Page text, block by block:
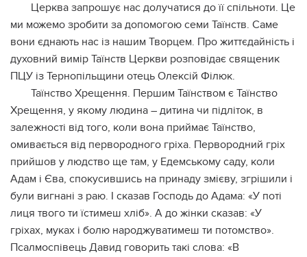
Церква запрошує нас долучатися до її спільноти. Це
ми можемо зробити за допомогою семи Таїнств. Саме
вони єднають нас із нашим Творцем. Про життєдайність і
духовний вимір Таїнств Церкви розповідає священик
ПЦУ із Тернопільщини отець Олексій Філюк.
Таїнство Хрещення. Першим Таїнством є Таїнство
Хрещення, у якому людина – дитина чи підліток, в
залежності від того, коли вона приймає Таїнство,
омивається від первородного гріха. Первородний гріх
прийшов у людство ще там, у Едемському саду, коли
Адам і Єва, спокусившись на принаду змієву, згрішили і
були вигнані з раю. І сказав Господь до Адама: «У поті
лиця твого ти їстимеш хліб». А до жінки сказав: «У
гріхах, муках і болю народжуватимеш ти потомство».
Псалмоспівець Давид говорить такі слова: «В